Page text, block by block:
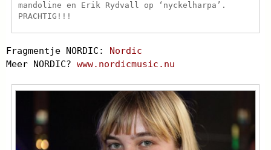
mandoline en Erik Rydvall op ‘nyckelharpa’.
PRACHTIG!!!
Fragmentje NORDIC:
Nordic
Meer NORDIC? www.nordicmusic.nu